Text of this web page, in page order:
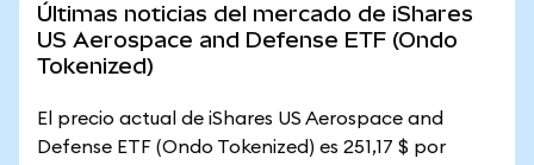
Últimas noticias del mercado de iShares
US Aerospace and Defense ETF (Ondo
Tokenized)
El precio actual de iShares US Aerospace and
Defense ETF (Ondo Tokenized) es 251,17 $ por